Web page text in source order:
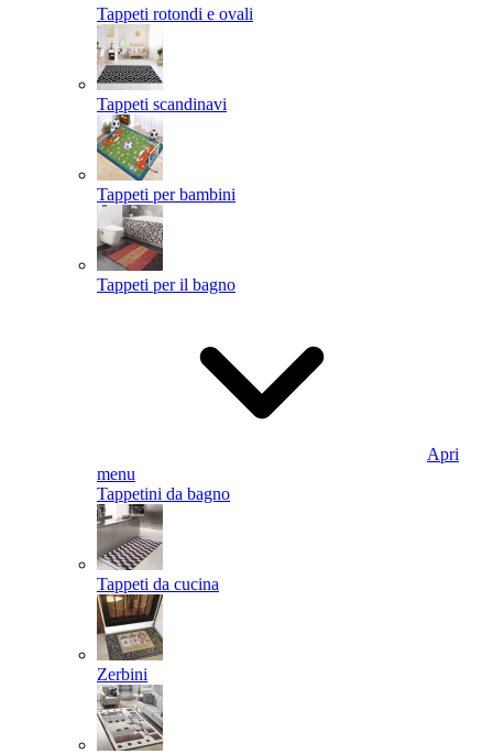
Tappeti rotondi e ovali
Tappeti scandinavi
Tappeti per bambini
Tappeti per il bagno
Apri
menu
Tappetini da bagno
Tappeti da cucina
Zerbini